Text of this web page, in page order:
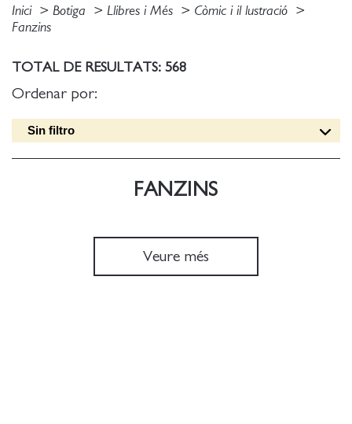
Inici Botiga Llibres i Més
Còmic i il lustració
Fanzins
TOTAL DE RESULTATS: 568
Ordenar por:
Sin filtro
Data edició [ASC]
FANZINS
Veure més